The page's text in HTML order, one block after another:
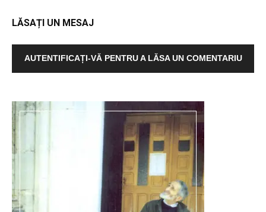
LĂSAȚI UN MESAJ
AUTENTIFICAȚI-VĂ PENTRU A LĂSA UN COMENTARIU